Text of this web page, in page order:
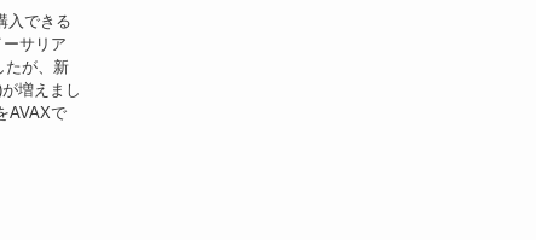
入できる
サリア
たが、新
増えまし
AVAXで